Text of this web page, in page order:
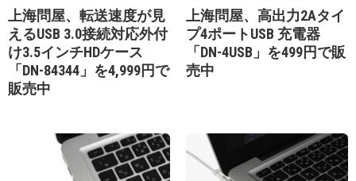
上海問屋、転送速度が見
えるUSB 3.0接続対応外付
け3.5インチHDケース
「DN-84344」を4,999円で
販売中
上海問屋、高出力2Aタイ
プ4ポートUSB 充電器
「DN-4USB」を499円で販
売中